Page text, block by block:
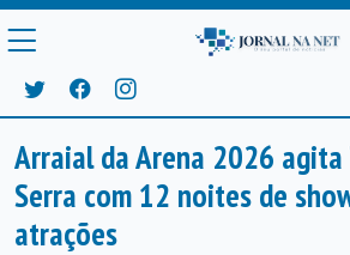
Arraial da Arena 2026 agita
Serra com 12 noites de
atrações